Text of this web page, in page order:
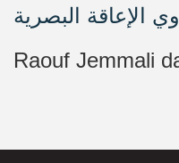
البصرية
Raouf Jemmali